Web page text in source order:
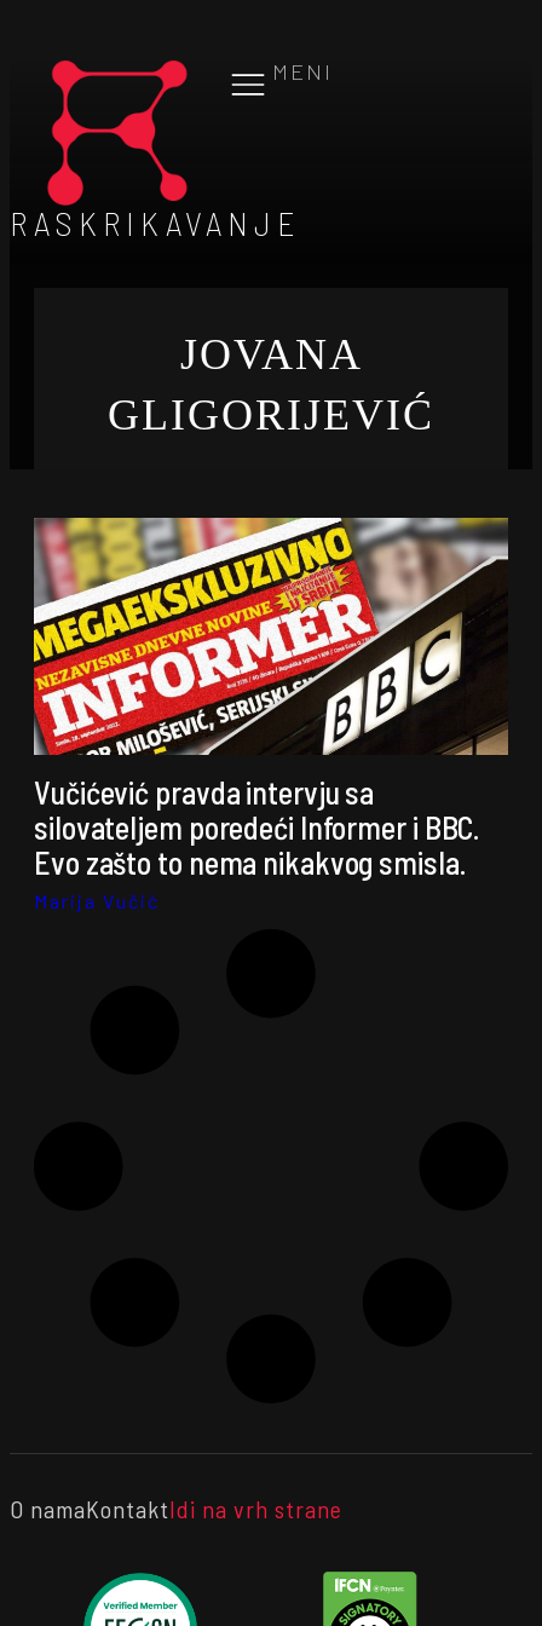
MENI
RASKRIKAVANJE
JOVANA
GLIGORIJEVIĆ
Vučićević pravda intervju sa
silovateljem poredeći Informer i BBC.
Evo zašto to nema nikakvog smisla.
Marija Vučić
O namaKontaktIdi na vrh strane